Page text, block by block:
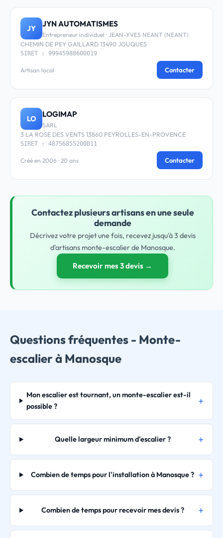
JY JYN AUTOMATISMES
Entrepreneur individuel · JEAN-YVES NEANT (NEANT)
CHEMIN DE PEY GAILLARD 13490 JOUQUES
SIRET : 99945988600019
Artisan local Contacter
LO LOGIMAP
SARL
3 LA ROSE DES VENTS 13860 PEYROLLES-EN-PROVENCE
SIRET : 48756855200011
Créé en 2006 · 20 ans Contacter
Contactez plusieurs artisans en une seule
demande
Décrivez votre projet une fois, recevez jusqu'à 3 devis
d'artisans monte-escalier de Manosque.
Recevoir mes 3 devis →
Questions fréquentes - Monte-
escalier à Manosque
Mon escalier est tournant, un monte-escalier est-il
possible ?
Quelle largeur minimum d'escalier ?
Combien de temps pour l'installation à Manosque ?
Combien de temps pour recevoir mes devis ?